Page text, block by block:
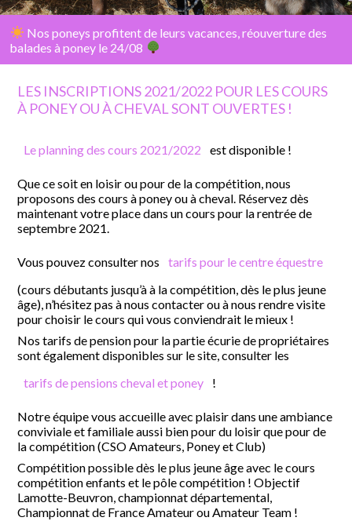
Nos poneys profitent de leurs vacances, réouverture des
balades à poney le 24/08
LES INSCRIPTIONS 2021/2022 POUR LES COURS
À PONEY OU À CHEVAL SONT OUVERTES !
Le planning des cours 2021/2022 est disponible !
Que ce soit en loisir ou pour de la compétition, nous
proposons des cours à poney ou à cheval. Réservez dès
maintenant votre place dans un cours pour la rentrée de
septembre 2021.
Vous pouvez consulter nos
tarifs pour le centre équestre
(cours débutants jusqu’à à la compétition, dès le plus jeune
âge), n’hésitez pas à nous contacter ou à nous rendre visite
pour choisir le cours qui vous conviendrait le mieux !
Nos tarifs de pension pour la partie écurie de propriétaires
sont également disponibles sur le site, consulter les
tarifs de pensions cheval et poney
!
Notre équipe vous accueille avec plaisir dans une ambiance
conviviale et familiale aussi bien pour du loisir que pour de
la compétition (CSO Amateurs, Poney et Club)
Compétition possible dès le plus jeune âge avec le cours
compétition enfants et le pôle compétition ! Objectif
Lamotte-Beuvron, championnat départemental,
Championnat de France Amateur ou Amateur Team !